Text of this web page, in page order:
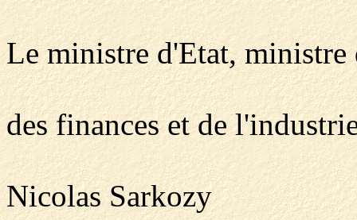
Le ministre d'Etat, ministre
des finances et de
Nicolas Sarkozy